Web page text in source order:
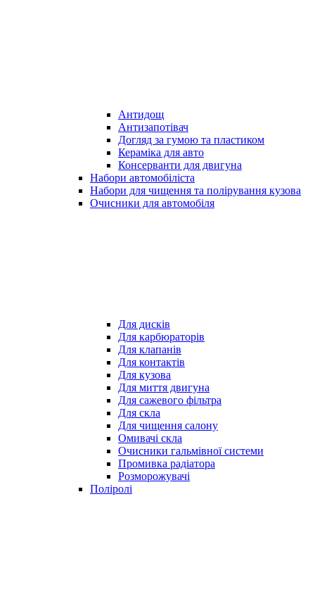
Антидощ
Антизапотівач
Догляд за гумою та пластиком
Кераміка для авто
Консерванти для двигуна
Набори автомобіліста
Набори для чищення та полірування кузова
Очисники для автомобіля
Для дисків
Для карбюраторів
Для клапанів
Для контактів
Для кузова
Для миття двигуна
Для сажевого фільтра
Для скла
Для чищення салону
Омивачі скла
Очисники гальмівної системи
Промивка радіатора
Розморожувачі
Поліролі